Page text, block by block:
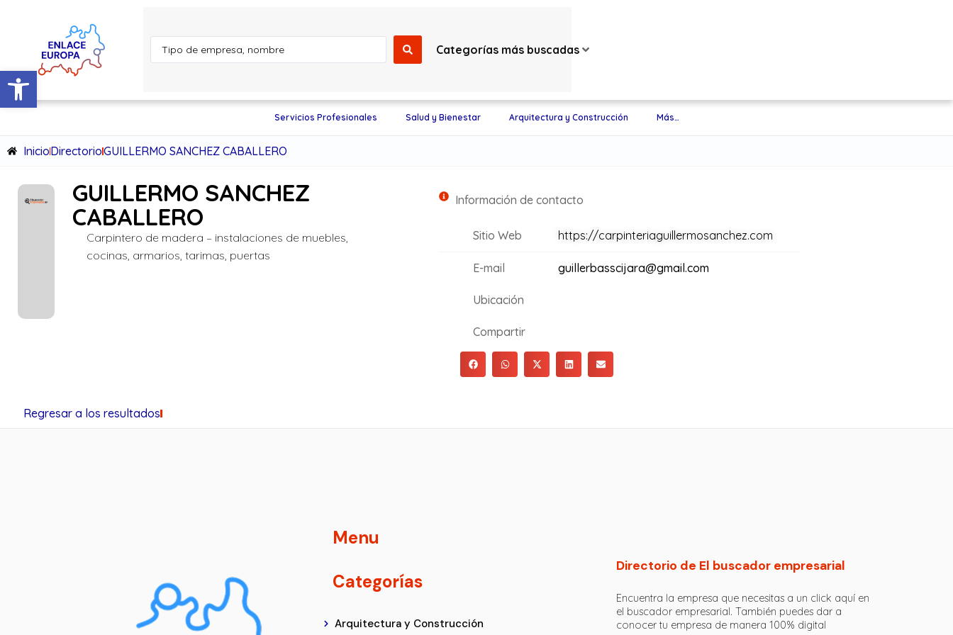
Abrir barra de herramientas
Categorías más buscadas
Servicios Profesionales Salud y Bienestar Arquitectura y Construcción Más…
InicioDirectorioGUILLERMO SANCHEZ CABALLERO
GUILLERMO SANCHEZ
CABALLERO
Carpintero de madera – instalaciones de muebles,
cocinas, armarios, tarimas, puertas
Información de contacto
Sitio Web https://carpinteriaguillermosanchez.com
E-mail guillerbasscijara@gmail.com
Ubicación
Compartir
Regresar a los resultados
Menu
Categorías
Arquitectura y Construcción
Directorio de El buscador empresarial
Encuentra la empresa que necesitas a un click aquí en
el buscador empresarial. También puedes dar a
conocer tu empresa de manera 100% digital